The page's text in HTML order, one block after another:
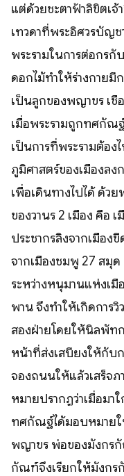
แต่ด้วยชะตาฟ้าลิขิตเ
เทวดาที่พระอิศวรบัญ
พระรามในการต่อกร
ดอกไม้ทำให้ร่างกาย
เป็นลูกของพญาขร เชื้
เมื่อพระรามถูกทศกัณ
เป็นการที่พระรามต้อ
ภูมิศาสตร์ของเมืองลง
เพื่อเดินทางไปได้ ด้วย
ของวานร 2 เมือง คือ
ประชากรลิงจากเมือง
จากเมืองชมพู 27 สมุ
ระหว่างหนุมานแห่งเ
พาน จึงทำให้เกิดการ
สองฝ่ายโดยให้นิลพัท
หน้าที่ส่งเสบียงให้กับ
จองถนนให้แล้วเสร็จภ
หมายปรากฏว่าเมื่อมา
ทศกัณฐ์ได้มอบหมายใ
พญาขร พ่อของมังกร
กัณฑ์จึงเรียกให้มังก